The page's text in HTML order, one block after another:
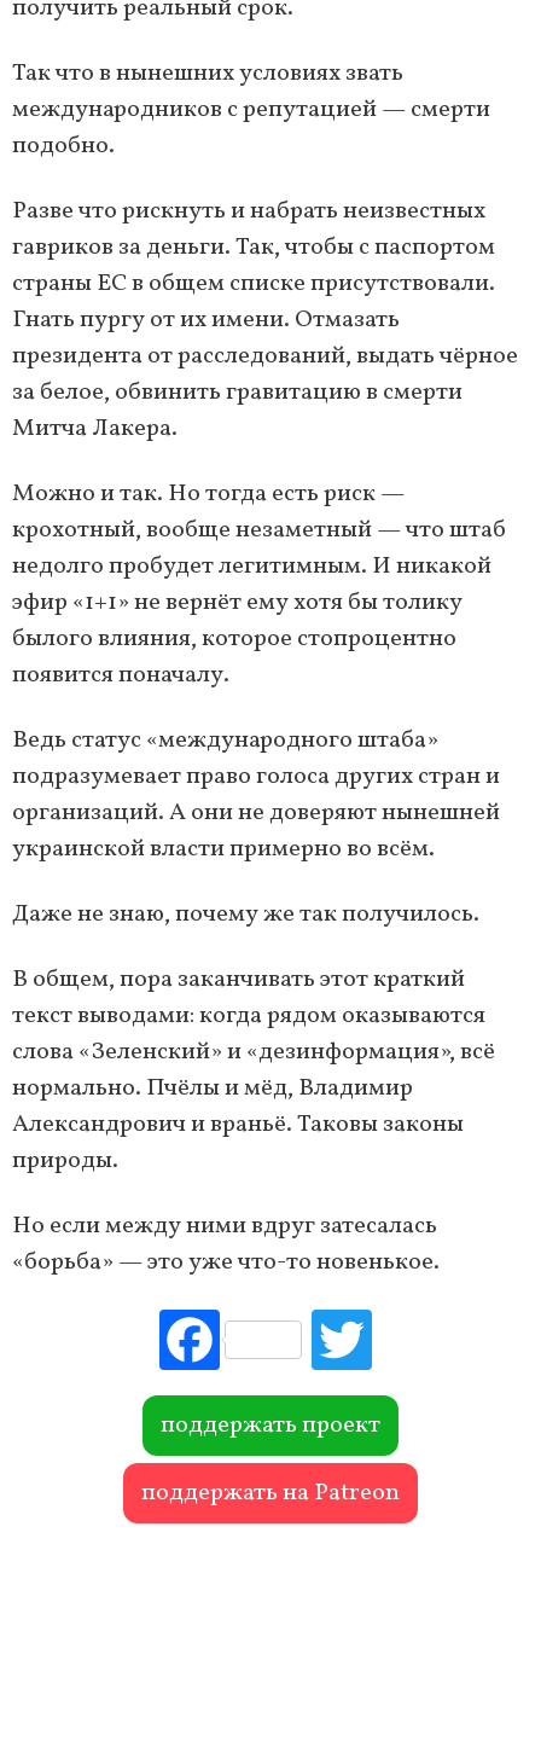
получить реальный срок.
Так что в нынешних условиях звать
международников с репутацией — смерти
подобно.
Разве что рискнуть и набрать неизвестных
гавриков за деньги. Так, чтобы с паспортом
страны ЕС в общем списке присутствовали.
Гнать пургу от их имени. Отмазать
президента от расследований, выдать чёрное
за белое, обвинить гравитацию в смерти
Митча Лакера.
Можно и так. Но тогда есть риск —
крохотный, вообще незаметный — что штаб
недолго пробудет легитимным. И никакой
эфир «1+1» не вернёт ему хотя бы толику
былого влияния, которое стопроцентно
появится поначалу.
Ведь статус «международного штаба»
подразумевает право голоса других стран и
организаций. А они не доверяют нынешней
украинской власти примерно во всём.
Даже не знаю, почему же так получилось.
В общем, пора заканчивать этот краткий
текст выводами: когда рядом оказываются
слова «Зеленский» и «дезинформация», всё
нормально. Пчёлы и мёд, Владимир
Александрович и враньё. Таковы законы
природы.
Но если между ними вдруг затесалась
«борьба» — это уже что-то новенькое.
Fac
ebo
ok r
поддержать проект
поддержать на Patreon